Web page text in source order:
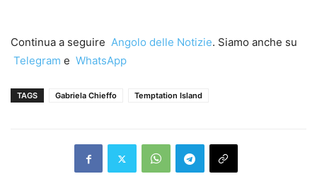
Continua a seguire Angolo delle Notizie. Siamo anche su
Telegram e WhatsApp
TAGS Gabriela Chieffo Temptation Island